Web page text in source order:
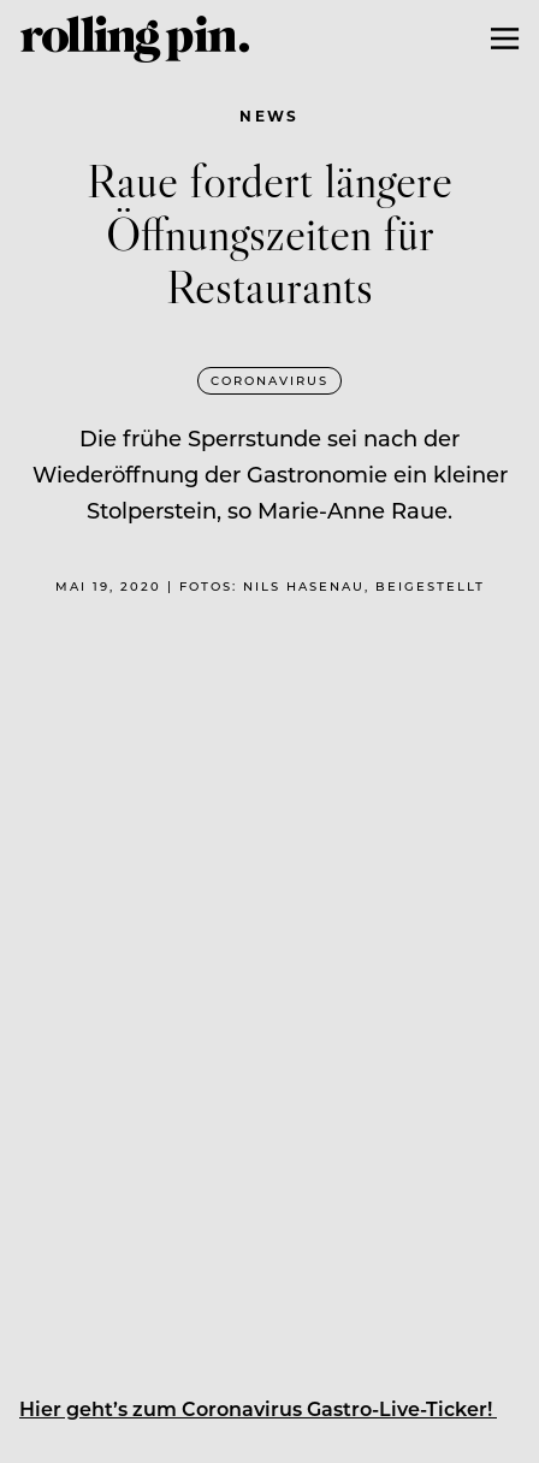
NEWS
Raue fordert längere
Öffnungszeiten für
Restaurants
CORONAVIRUS
Die frühe Sperrstunde sei nach der
Wiederöffnung der Gastronomie ein kleiner
Stolperstein, so Marie-Anne Raue.
MAI 19, 2020 | FOTOS: NILS HASENAU, BEIGESTELLT
Hier geht’s zum Coronavirus Gastro-Live-Ticker!